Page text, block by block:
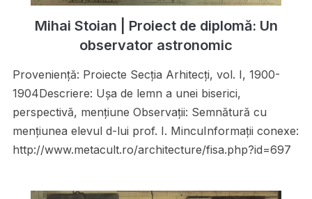
Mihai Stoian | Proiect de diplomă: Un
observator astronomic
Proveniență: Proiecte Secţia Arhitecţi, vol. I, 1900-
1904Descriere: Uşa de lemn a unei biserici,
perspectivă, menţiune Observații: Semnătură cu
menţiunea elevul d-lui prof. I. MincuInformații conexe:
http://www.metacult.ro/architecture/fisa.php?id=697